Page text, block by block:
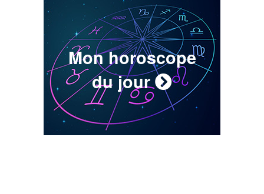
Mon horoscope
du jour